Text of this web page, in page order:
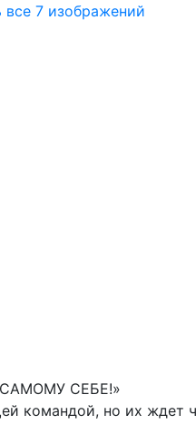
все 7 изображений
СЕБЕ!»
командой, но их ждет